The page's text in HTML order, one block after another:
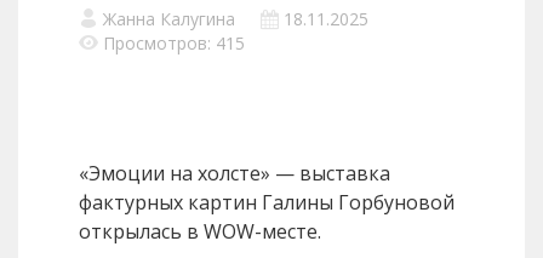
Жанна Калугина
18.11.2025
Просмотров: 415
«Эмоции на холсте» — выставка
фактурных картин Галины Горбуновой
открылась в WOW-месте.